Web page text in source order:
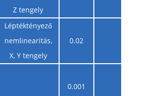
Z tengely
Léptéktényező
nemlinearitás,
X, Y tengely
0.02
0.001